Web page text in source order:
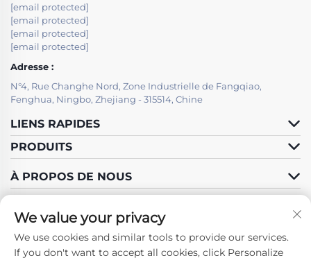
[email protected]
[email protected]
[email protected]
[email protected]
Adresse :
N°4, Rue Changhe Nord, Zone Industrielle de Fangqiao,
Fenghua, Ningbo, Zhejiang - 315514, Chine
LIENS RAPIDES
PRODUITS
À PROPOS DE NOUS
Suivez-nous
We value your privacy
We use cookies and similar tools to provide our services.
If you don't want to accept all cookies, click Personalize